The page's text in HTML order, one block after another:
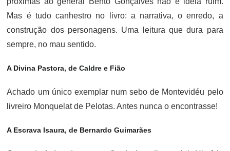
Mas é tudo canhestro no livro: a narrativa, o enredo, a
construção dos personagens. Uma leitura que dura para
sempre, no mau sentido.
A Divina Pastora, de Caldre e Fião
Achado um único exemplar num sebo de Montevidéu pelo
livreiro Monquelat de Pelotas. Antes nunca o encontrasse!
A Escrava Isaura, de Bernardo Guimarães